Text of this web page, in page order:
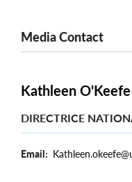
Media Contact
Kathleen O'Keefe
DIRECTRICE
Email